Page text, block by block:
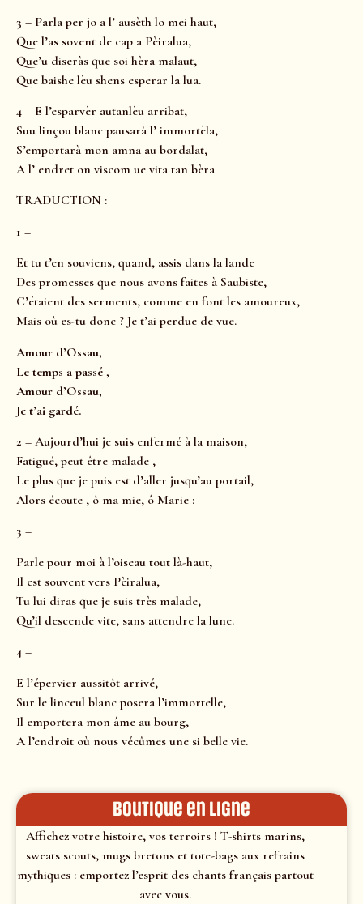
3 – Parla per jo a l’ ausèth lo mei haut,
Que l’as sovent de cap a Pèiralua,
Que’u diseràs que soi hèra malaut,
Que baishe lèu shens esperar la lua.
4 – E l’esparvèr autanlèu arribat,
Suu linçou blanc pausarà l’ immortèla,
S’emportarà mon amna au bordalat,
A l’ endret on viscom ue vita tan bèra
TRADUCTION :
1 –
Et tu t’en souviens, quand, assis dans la lande
Des promesses que nous avons faites à Saubiste,
C’étaient des serments, comme en font les amoureux,
Mais où es-tu donc ? Je t’ai perdue de vue.
Amour d’Ossau,
Le temps a passé ,
Amour d’Ossau,
Je t’ai gardé.
2 – Aujourd’hui je suis enfermé à la maison,
Fatigué, peut être malade ,
Le plus que je puis est d’aller jusqu’au portail,
Alors écoute , ô ma mie, ô Marie :
3 –
Parle pour moi à l’oiseau tout là-haut,
Il est souvent vers Pèiralua,
Tu lui diras que je suis très malade,
Qu’il descende vite, sans attendre la lune.
4 –
E l’épervier aussitôt arrivé,
Sur le linceul blanc posera l’immortelle,
Il emportera mon âme au bourg,
A l’endroit où nous vécûmes une si belle vie.
Boutique en ligne
Affichez votre histoire, vos terroirs ! T-shirts marins,
sweats scouts, mugs bretons et tote-bags aux refrains
mythiques : emportez l’esprit des chants français partout
avec vous.